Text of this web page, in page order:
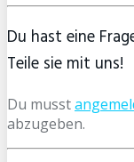
Du hast eine
Teile sie mit uns!
Du musst
abzugeben.